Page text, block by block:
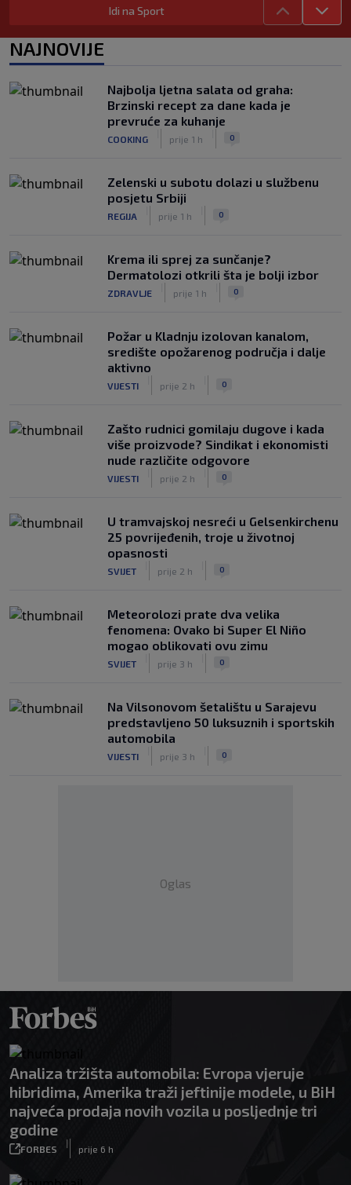
NOGOMET
NOGOMET
| | 0
Izvinjenje s elementima prijetnje i
„gomila slabića“ u UEFA-i
Idi na Sport
NAJNOVIJE
Najbolja ljetna salata od graha:
Brzinski recept za dane kada je
prevruće za kuhanje
COOKING prije 1 h 0
Zelenski u subotu dolazi u službenu
posjetu Srbiji
REGIJA prije 1 h 0
Krema ili sprej za sunčanje?
Dermatolozi otkrili šta je bolji izbor
ZDRAVLJE prije 1 h 0
Požar u Kladnju izolovan kanalom,
središte opožarenog područja i dalje
aktivno
VIJESTI prije 2 h 0
Zašto rudnici gomilaju dugove i kada
više proizvode? Sindikat i ekonomisti
nude različite odgovore
VIJESTI prije 2 h 0
U tramvajskoj nesreći u Gelsenkirchenu
25 povrijeđenih, troje u životnoj
opasnosti
SVIJET prije 2 h 0
Meteorolozi prate dva velika
fenomena: Ovako bi Super El Niño
mogao oblikovati ovu zimu
SVIJET prije 3 h 0
Na Vilsonovom šetalištu u Sarajevu
predstavljeno 50 luksuznih i sportskih
automobila
VIJESTI prije 3 h 0
Oglas
Analiza tržišta automobila: Evropa vjeruje
hibridima, Amerika traži jeftinije modele, u BiH
najveća prodaja novih vozila u posljednje tri
godine
FORBES
|
prije 6 h